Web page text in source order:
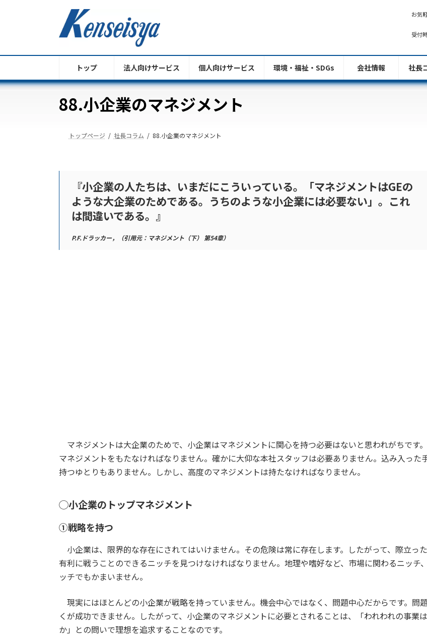
ツ
ス
キ
シ
ン
に
お気
受付
トップ 法人向けサービス 個人向けサービス 環境・福祉・SDGs 会社情報 社長
88.小企業のマネジメント
トップページ 社長コラム 88.小企業のマネジメント
『小企業の人たちは、いまだにこういっている。「マネジメントはGEの
ような大企業のためである。うちのような小企業には必要ない」。これ
は間違いである。』
P.F.ドラッカー，（引用元：マネジメント（下） 第54章）
マネジメントは大企業のためで、小企業はマネジメントに関心を持つ必要はないと思われがちです
マネジメントをもたなければなりません。確かに大仰な本社スタッフは必要ありません。込み入っ
持つゆとりもありません。しかし、高度のマネジメントは持たなければなりません。
◯小企業のトップマネジメント
①戦略を持つ
小企業は、限界的な存在にされてはいけません。その危険は常に存在します。したがって、際立っ
有利に戦うことのできるニッチを見つけなければなりません。地理や嗜好など、市場に関わるニッ
ッチでもかまいません。
現実にはほとんどの小企業が戦略を持っていません。機会中心ではなく、問題中心だからです。問
くが成功できません。したがって、小企業のマネジメントに必要とされることは、「われわれの事業
か」との問いで理想を追求することなのです。